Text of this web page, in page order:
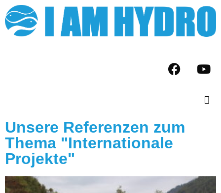
Unsere Referenzen zum
Thema "Internationale
Projekte"